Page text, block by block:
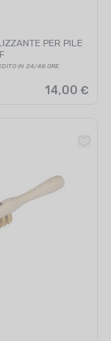
PER PILE
IN 24/48 ORE
14,00 €